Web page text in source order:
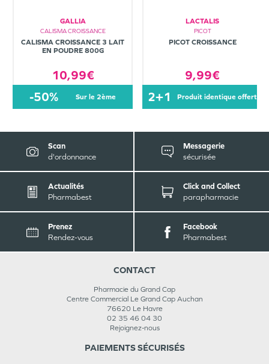
GALLIA
CALISMA CROISSANCE
CALISMA CROISSANCE 3 LAIT
EN POUDRE 800G
10,99€
-50% sur le 2ème
LACTALIS
PICOT
PICOT CROISSANCE
9,99€
2+1 produit identique offert
Scan
d'ordonnance
Messagerie
sécurisée
Actualités
Pharmabest
Click and Collect
parapharmacie
Prenez
Rendez-vous
Facebook
Pharmabest
CONTACT
Pharmacie du Grand Cap
Centre Commercial Le Grand Cap Auchan
76620 Le Havre
02 35 46 04 30
Rejoignez-nous
PAIEMENTS SÉCURISÉS